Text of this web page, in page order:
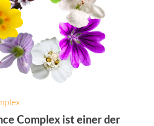
Complex ist einer der